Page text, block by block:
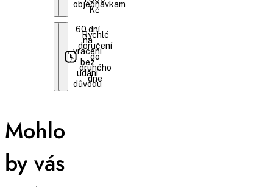
objednávkam
Kč
60 dní
na
vrácení
bez
udání
důvodu
Rychlé
doručení
do
druhého
dne
Mohlo
by vás